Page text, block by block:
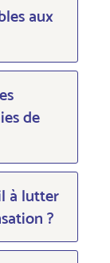
aux
de
à lutter
?